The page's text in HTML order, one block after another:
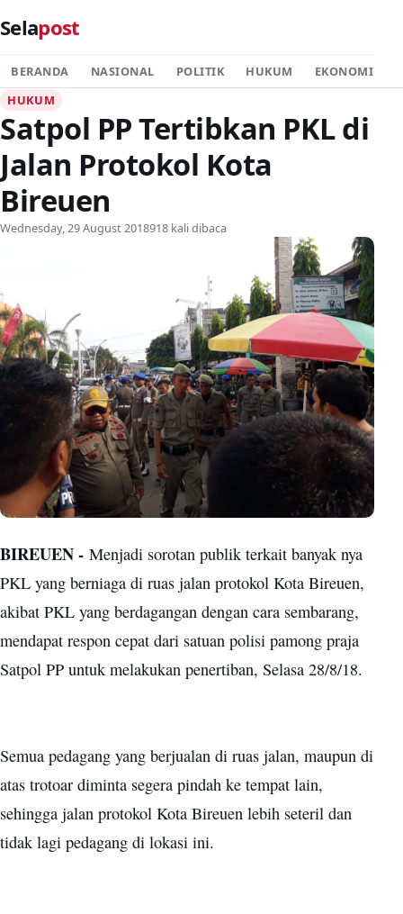
Selapost
BERANDA NASIONAL POLITIK HUKUM EKONOMI
HUKUM
Satpol PP Tertibkan PKL di
Jalan Protokol Kota
Bireuen
Wednesday, 29 August 2018918 kali dibaca
BIREUEN - Menjadi sorotan publik terkait banyak nya
PKL yang berniaga di ruas jalan protokol Kota Bireuen,
akibat PKL yang berdagangan dengan cara sembarang,
mendapat respon cepat dari satuan polisi pamong praja
Satpol PP untuk melakukan penertiban, Selasa 28/8/18.
Semua pedagang yang berjualan di ruas jalan, maupun di
atas trotoar diminta segera pindah ke tempat lain,
sehingga jalan protokol Kota Bireuen lebih seteril dan
tidak lagi pedagang di lokasi ini.